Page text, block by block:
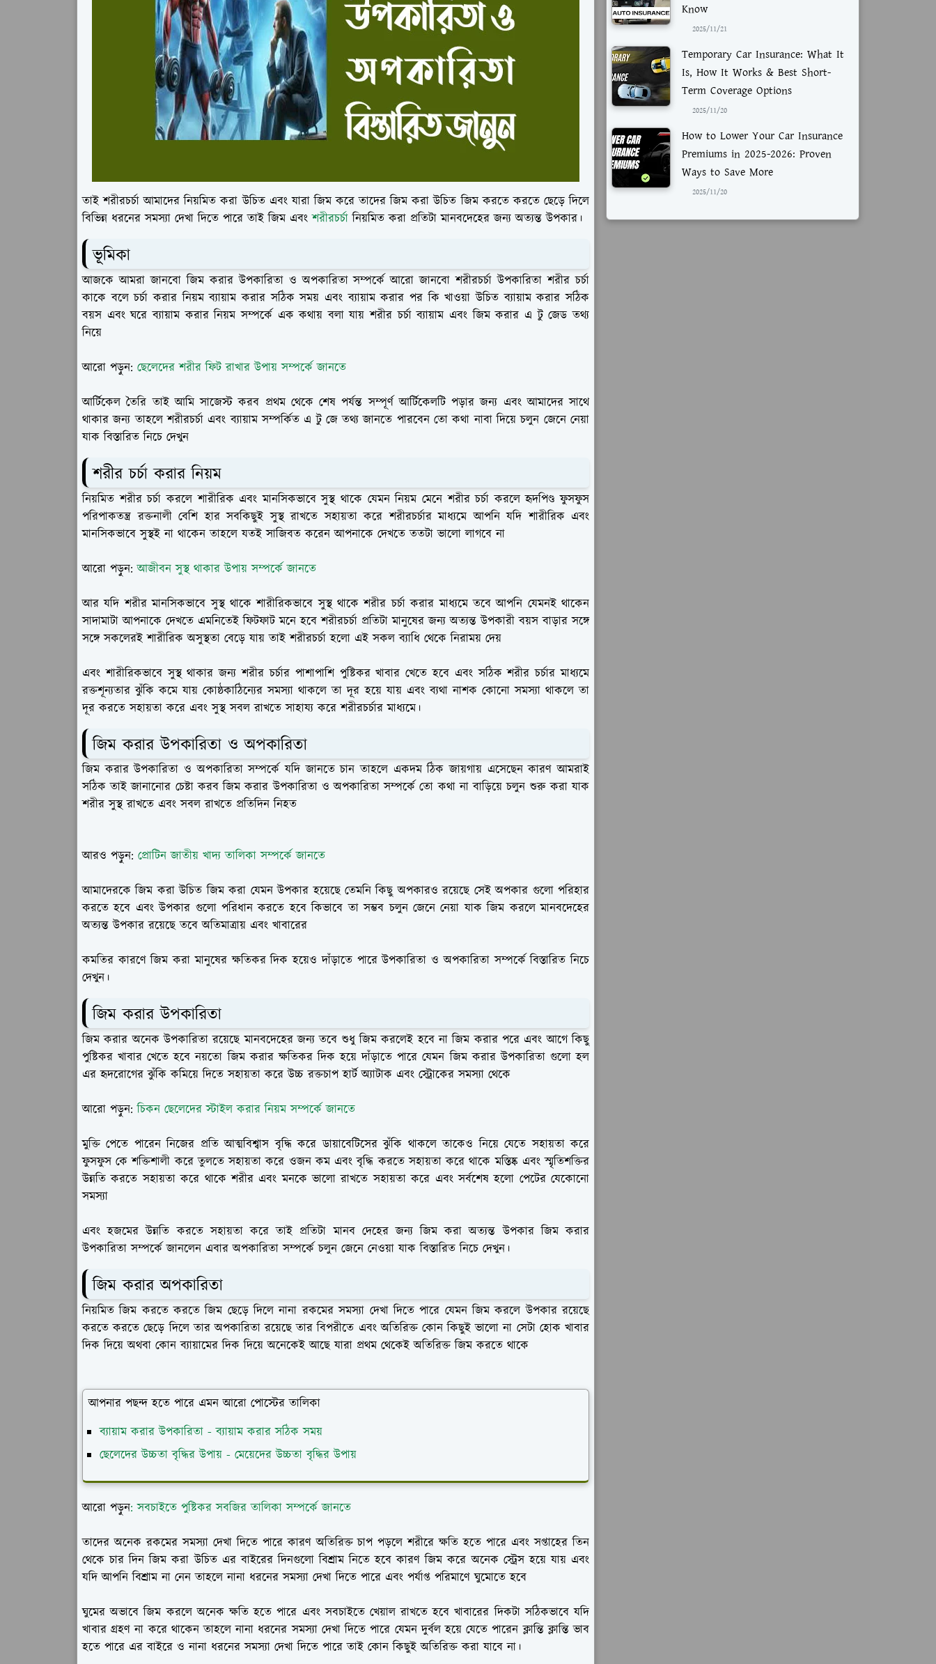
তাই শরীরচর্চা আমাদের নিয়মিত করা উচিত এবং যারা জিম করে তাদের জিম করা উচিত জিম করতে করতে ছেড়ে দিলে
বিভিন্ন ধরনের সমস্যা দেখা দিতে পারে তাই জিম এবং শরীরচর্চা নিয়মিত করা প্রতিটা মানবদেহের জন্য অত্যন্ত উপকার।
ভূমিকা
আজকে আমরা জানবো জিম করার উপকারিতা ও অপকারিতা সম্পর্কে আরো জানবো শরীরচর্চা উপকারিতা শরীর চর্চা
কাকে বলে চর্চা করার নিয়ম ব্যায়াম করার সঠিক সময় এবং ব্যায়াম করার পর কি খাওয়া উচিত ব্যায়াম করার সঠিক
বয়স এবং ঘরে ব্যায়াম করার নিয়ম সম্পর্কে এক কথায় বলা যায় শরীর চর্চা ব্যায়াম এবং জিম করার এ টু জেড তথ্য
নিয়ে
আরো পড়ুন: ছেলেদের শরীর ফিট রাখার উপায় সম্পর্কে জানতে
আর্টিকেল তৈরি তাই আমি সাজেস্ট করব প্রথম থেকে শেষ পর্যন্ত সম্পূর্ণ আর্টিকেলটি পড়ার জন্য এবং আমাদের সাথে
থাকার জন্য তাহলে শরীরচর্চা এবং ব্যায়াম সম্পর্কিত এ টু জে তথ্য জানতে পারবেন তো কথা নাবা দিয়ে চলুন জেনে নেয়া
যাক বিস্তারিত নিচে দেখুন
শরীর চর্চা করার নিয়ম
নিয়মিত শরীর চর্চা করলে শারীরিক এবং মানসিকভাবে সুস্থ থাকে যেমন নিয়ম মেনে শরীর চর্চা করলে হৃদপিণ্ড ফুসফুস
পরিপাকতন্ত্র রক্তনালী বেশি হার সবকিছুই সুস্থ রাখতে সহায়তা করে শরীরচর্চার মাধ্যমে আপনি যদি শারীরিক এবং
মানসিকভাবে সুস্থই না থাকেন তাহলে যতই সাজিবত করেন আপনাকে দেখতে ততটা ভালো লাগবে না
আরো পড়ুন: আজীবন সুস্থ থাকার উপায় সম্পর্কে জানতে
আর যদি শরীর মানসিকভাবে সুস্থ থাকে শারীরিকভাবে সুস্থ থাকে শরীর চর্চা করার মাধ্যমে তবে আপনি যেমনই থাকেন
সাদামাটা আপনাকে দেখতে এমনিতেই ফিটফাট মনে হবে শরীরচর্চা প্রতিটা মানুষের জন্য অত্যন্ত উপকারী বয়স বাড়ার সঙ্গে
সঙ্গে সকলেরই শারীরিক অসুস্থতা বেড়ে যায় তাই শরীরচর্চা হলো এই সকল ব্যাধি থেকে নিরাময় দেয়
এবং শারীরিকভাবে সুস্থ থাকার জন্য শরীর চর্চার পাশাপাশি পুষ্টিকর খাবার খেতে হবে এবং সঠিক শরীর চর্চার মাধ্যমে
রক্তশূন্যতার ঝুঁকি কমে যায় কোষ্ঠকাঠিন্যের সমস্যা থাকলে তা দূর হয়ে যায় এবং ব্যথা নাশক কোনো সমস্যা থাকলে তা
দূর করতে সহায়তা করে এবং সুস্থ সবল রাখতে সাহায্য করে শরীরচর্চার মাধ্যমে।
জিম করার উপকারিতা ও অপকারিতা
জিম করার উপকারিতা ও অপকারিতা সম্পর্কে যদি জানতে চান তাহলে একদম ঠিক জায়গায় এসেছেন কারণ আমরাই
সঠিক তাই জানানোর চেষ্টা করব জিম করার উপকারিতা ও অপকারিতা সম্পর্কে তো কথা না বাড়িয়ে চলুন শুরু করা যাক
শরীর সুস্থ রাখতে এবং সবল রাখতে প্রতিদিন নিহত
আরও পড়ুন: প্রোটিন জাতীয় খাদ্য তালিকা সম্পর্কে জানতে
আমাদেরকে জিম করা উচিত জিম করা যেমন উপকার হয়েছে তেমনি কিছু অপকারও রয়েছে সেই অপকার গুলো পরিহার
করতে হবে এবং উপকার গুলো পরিধান করতে হবে কিভাবে তা সম্ভব চলুন জেনে নেয়া যাক জিম করলে মানবদেহের
অত্যন্ত উপকার রয়েছে তবে অতিমাত্রায় এবং খাবারের
কমতির কারণে জিম করা মানুষের ক্ষতিকর দিক হয়েও দাঁড়াতে পারে উপকারিতা ও অপকারিতা সম্পর্কে বিস্তারিত নিচে
দেখুন।
জিম করার উপকারিতা
জিম করার অনেক উপকারিতা রয়েছে মানবদেহের জন্য তবে শুধু জিম করলেই হবে না জিম করার পরে এবং আগে কিছু
পুষ্টিকর খাবার খেতে হবে নয়তো জিম করার ক্ষতিকর দিক হয়ে দাঁড়াতে পারে যেমন জিম করার উপকারিতা গুলো হল
এর হৃদরোগের ঝুঁকি কমিয়ে দিতে সহায়তা করে উচ্চ রক্তচাপ হার্ট অ্যাটাক এবং স্ট্রোকের সমস্যা থেকে
আরো পড়ুন: চিকন ছেলেদের স্টাইল করার নিয়ম সম্পর্কে জানতে
মুক্তি পেতে পারেন নিজের প্রতি আত্মবিশ্বাস বৃদ্ধি করে ডায়াবেটিসের ঝুঁকি থাকলে তাকেও নিয়ে যেতে সহায়তা করে
ফুসফুস কে শক্তিশালী করে তুলতে সহায়তা করে ওজন কম এবং বৃদ্ধি করতে সহায়তা করে থাকে মস্তিষ্ক এবং স্মৃতিশক্তির
উন্নতি করতে সহায়তা করে থাকে শরীর এবং মনকে ভালো রাখতে সহায়তা করে এবং সর্বশেষ হলো পেটের যেকোনো
সমস্যা
এবং হজমের উন্নতি করতে সহায়তা করে তাই প্রতিটা মানব দেহের জন্য জিম করা অত্যন্ত উপকার জিম করার
উপকারিতা সম্পর্কে জানলেন এবার অপকারিতা সম্পর্কে চলুন জেনে নেওয়া যাক বিস্তারিত নিচে দেখুন।
জিম করার অপকারিতা
নিয়মিত জিম করতে করতে জিম ছেড়ে দিলে নানা রকমের সমস্যা দেখা দিতে পারে যেমন জিম করলে উপকার রয়েছে
করতে করতে ছেড়ে দিলে তার অপকারিতা রয়েছে তার বিপরীতে এবং অতিরিক্ত কোন কিছুই ভালো না সেটা হোক খাবার
দিক দিয়ে অথবা কোন ব্যায়ামের দিক দিয়ে অনেকেই আছে যারা প্রথম থেকেই অতিরিক্ত জিম করতে থাকে
আপনার পছন্দ হতে পারে এমন আরো পোস্টের তালিকা
ব্যায়াম করার উপকারিতা - ব্যায়াম করার সঠিক সময়
ছেলেদের উচ্চতা বৃদ্ধির উপায় - মেয়েদের উচ্চতা বৃদ্ধির উপায়
আরো পড়ুন: সবচাইতে পুষ্টিকর সবজির তালিকা সম্পর্কে জানতে
তাদের অনেক রকমের সমস্যা দেখা দিতে পারে কারণ অতিরিক্ত চাপ পড়লে শরীরে ক্ষতি হতে পারে এবং সপ্তাহের তিন
থেকে চার দিন জিম করা উচিত এর বাইরের দিনগুলো বিশ্রাম নিতে হবে কারণ জিম করে অনেক স্ট্রেস হয়ে যায় এবং
যদি আপনি বিশ্রাম না নেন তাহলে নানা ধরনের সমস্যা দেখা দিতে পারে এবং পর্যাপ্ত পরিমাণে ঘুমোতে হবে
ঘুমের অভাবে জিম করলে অনেক ক্ষতি হতে পারে এবং সবচাইতে খেয়াল রাখতে হবে খাবারের দিকটা সঠিকভাবে যদি
খাবার গ্রহণ না করে থাকেন তাহলে নানা ধরনের সমস্যা দেখা দিতে পারে যেমন দুর্বল হয়ে যেতে পারেন ক্লান্তি ক্লান্তি ভাব
হতে পারে এর বাইরে ও নানা ধরনের সমস্যা দেখা দিতে পারে তাই কোন কিছুই অতিরিক্ত করা যাবে না।
Know
2025/11/21
Temporary Car Insurance: What It
Is, How It Works & Best Short-
Term Coverage Options
2025/11/20
How to Lower Your Car Insurance
Premiums in 2025-2026: Proven
Ways to Save More
2025/11/20